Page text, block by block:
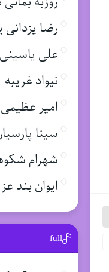
رضا
علی
نیواد غریبه
امیر
سینا
شهرام
ایوان بند
full